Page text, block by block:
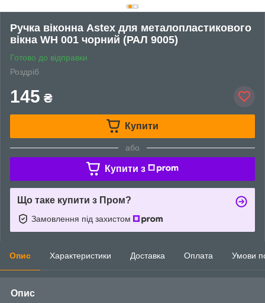
Ручка віконна Astex для металопластикового
вікна WH 001 чорний (РАЛ 9005)
Готово до відправки
Роздріб
145 ₴
Купити
або
Купити з
Що таке купити з Пром?
Замовлення під захистом
Опис Характеристики Доставка Оплата Умови
Опис